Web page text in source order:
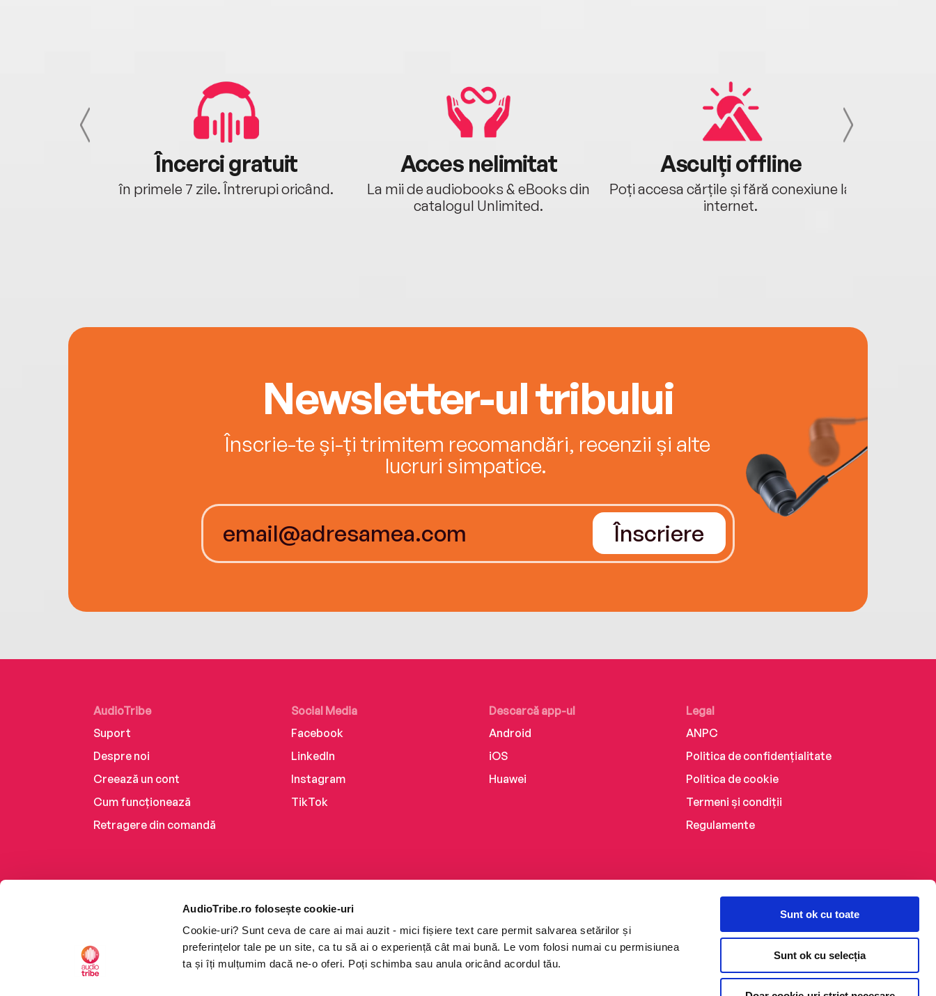
AudioTribe.ro folosește cookie-uri
Cookie-uri? Sunt ceva de care ai mai auzit - mici fișiere text care permit salvarea setărilor și
preferințelor tale pe un site, ca tu să ai o experiență cât mai bună. Le vom folosi numai cu permisiunea
ta și îți mulțumim dacă ne-o oferi. Poți schimba sau anula oricând acordul tău.
Sunt ok cu toate
Sunt ok cu selecția
Încerci gratuit
în primele 7 zile. Întrerupi oricând.
Acces nelimitat
La mii de audiobooks & eBooks din
catalogul Unlimited.
Asculți offline
Poți accesa cărțile și fără conexiune la
internet.
Newsletter-ul tribului
Înscrie-te și-ți trimitem recomandări, recenzii și alte
lucruri simpatice.
Înscriere
AudioTribe
Suport
Despre noi
Creează un cont
Cum funcționează
Retragere din comandă
Social Media
Facebook
LinkedIn
Instagram
TikTok
Descarcă app-ul
Android
iOS
Huawei
Legal
ANPC
Politica de confidențialitate
Politica de cookie
Termeni și condiții
Regulamente